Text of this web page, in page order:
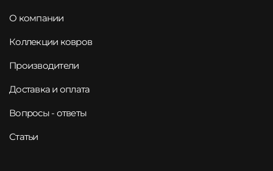
О компании
Коллекции ковров
Производители
Доставка и оплата
Вопросы - ответы
Статьи